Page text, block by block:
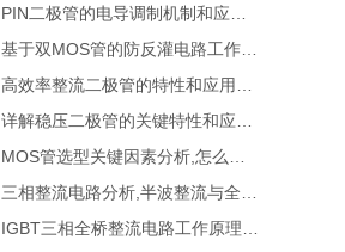
PIN二极管的电导调制机制和应用介绍
基于双MOS管的防反灌电路工作原理介绍
高效率整流二极管的特性和应用介绍
详解稳压二极管的关键特性和应用原理
MOS管选型关键因素分析,怎么选择合适的参数
三相整流电路分析,半波整流与全波整流的工作原理
IGBT三相全桥整流电路工作原理介绍